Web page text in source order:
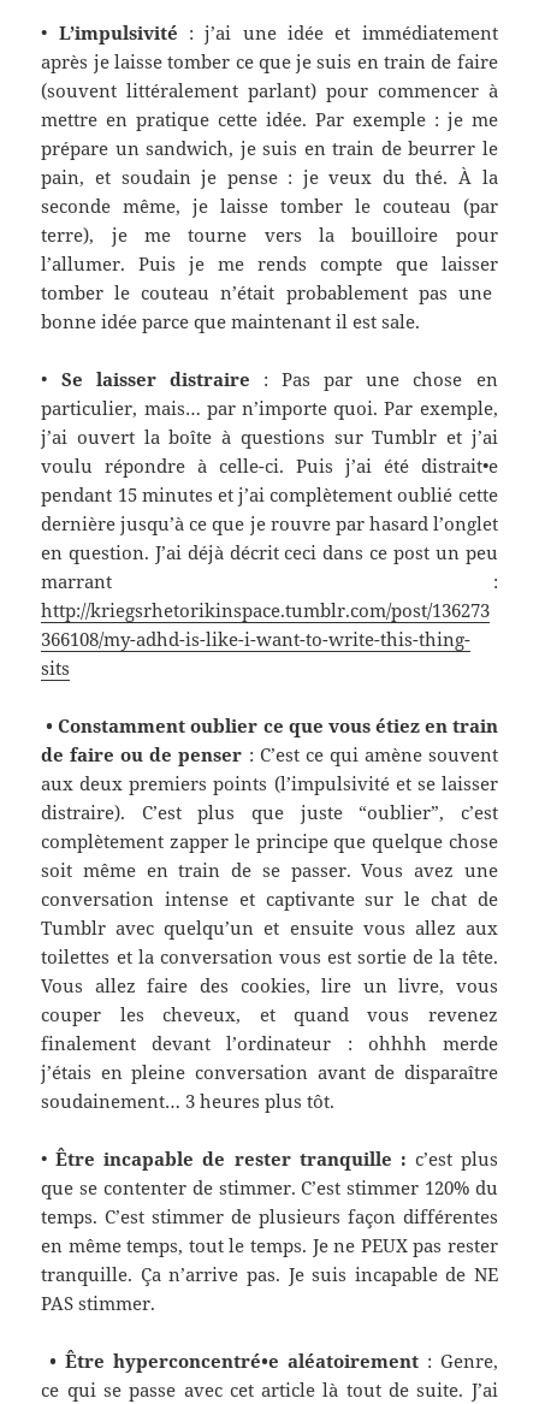
• L’impulsivité : j’ai une idée et immédiatement
après je laisse tomber ce que je suis en train de faire
(souvent littéralement parlant) pour commencer à
mettre en pratique cette idée. Par exemple : je me
prépare un sandwich, je suis en train de beurrer le
pain, et soudain je pense : je veux du thé. À la
seconde même, je laisse tomber le couteau (par
terre), je me tourne vers la bouilloire pour
l’allumer. Puis jeme rends compteque laisser
tomber le couteau n’était probablement pas une
bonne idée parce que maintenant il est sale.
• Se laisser distraire :Pas par une chose en
particulier, mais… par n’importe quoi. Par exemple,
j’ai ouvert la boîte à questions sur Tumblr et j’ai
voulurépondre à celle-ci. Puis j’ai été distrait•e
pendant 15 minutes et j’ai complètement oublié cette
dernière jusqu’à ce que je rouvre par hasard l’onglet
en question. J’ai déjà décrit ceci dans ce post un peu
marrant :
http://kriegsrhetorikinspace.tumblr.com/post/136273
366108/my-adhd-is-like-i-want-to-write-this-thing-
sits
• Constamment oublier ce que vous étiez en train
de faire ou de penser : C’est ce qui amène souvent
aux deux premiers points (l’impulsivité et se laisser
distraire). C’est plus que juste “oublier”, c’est
complètement zapper le principe que quelque chose
soit même en train de se passer. Vous avez une
conversation intense et captivante sur le chat de
Tumblr avec quelqu’un et ensuite vous allez aux
toilettes et la conversation vous est sortie de la tête.
Vous allez faire des cookies, lire un livre, vous
couper les cheveux, et quand vous revenez
finalement devant l’ordinateur : ohhhh merde
j’étais en pleine conversation avant de disparaître
soudainement… 3 heures plus tôt.
•Être incapable de rester tranquille : c’est plus
que se contenter de stimmer. C’est stimmer 120% du
temps. C’est stimmer de plusieurs façon différentes
en même temps, tout le temps. Je ne PEUX pas rester
tranquille. Ça n’arrive pas. Je suis incapable de NE
PAS stimmer.
• Être hyperconcentré•e aléatoirement: Genre,
ce qui se passe avec cet article là tout de suite. J’ai